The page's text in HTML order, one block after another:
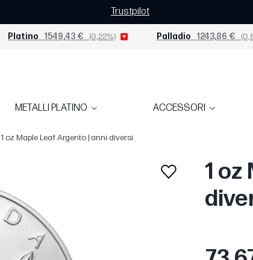
Trustpilot
Platino 1549,43 € (0,22%) Palladio 1243,86 €
METALLI PLATINO ACCESSORI
1 oz Maple Leaf Argento | anni diversi
1